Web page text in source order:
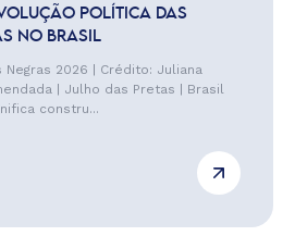
POLÍTICA DAS
NO BRASIL
Negras 2026 | Crédito: Juliana
| Julho das Pretas | Brasil
constru...